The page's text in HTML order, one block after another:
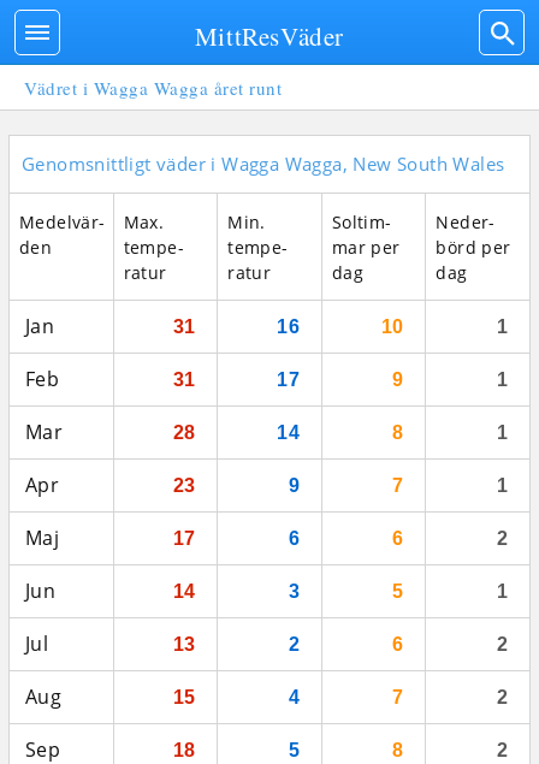
Vädret i Wagga Wagga året runt
Genomsnittligt väder i Wagga Wagga, New South Wales
Medel­vär­
den
Max.
tempe­
ratur
Min.
tempe­
ratur
Sol­tim­
mar per
dag
Neder­
börd per
dag
Jan 31 16 10 1
Feb 31 17 9 1
Mar 28 14 8 1
Apr 23 9 7 1
Maj 17 6 6 2
Jun 14 3 5 1
Jul 13 2 6 2
Aug 15 4 7 2
Sep 18 5 8 2
MittResVäder